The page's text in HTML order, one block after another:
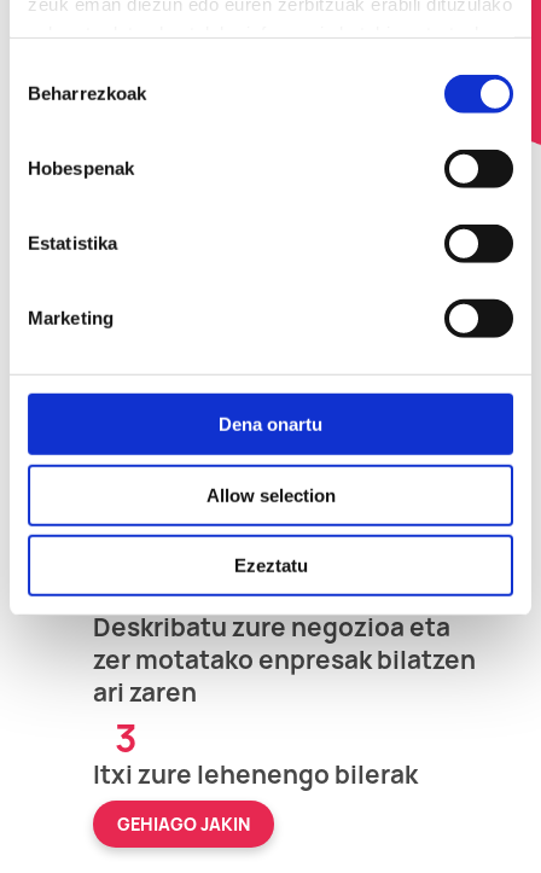
hautatzea
Beharrezkoak
Hobespenak
Estatistika
Marketing
Dena onartu
Allow selection
Ezeztatu
Nola funtzionatzen du?
1
Eman izena B-Matchen
2
Deskribatu zure negozioa eta
zer motatako enpresak bilatzen
ari zaren
3
Itxi zure lehenengo bilerak
GEHIAGO JAKIN